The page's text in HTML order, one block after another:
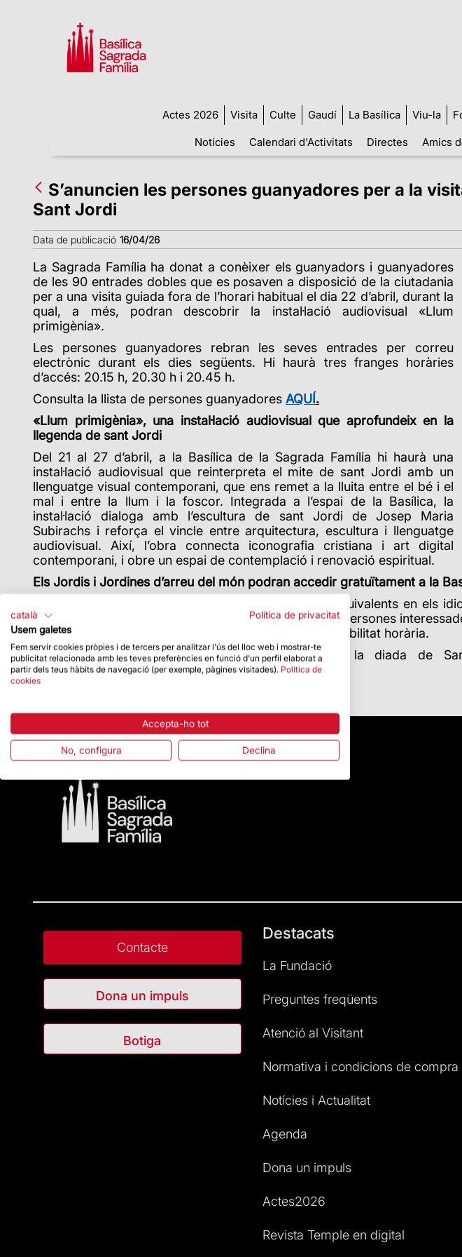
Actes 2026 Visita Culte Gaudí La Basílica Viu-la
Notícies
Calendari d'Activitats Directes Amics
S’anuncien les persones guanyadores per a la
Sant Jordi
Data de publicació 16/04/26
La Sagrada Família ha donat a conèixer els guanyadors i guanyadores
de les 90 entrades dobles que es posaven a disposició de la ciutadania
per a una visita guiada fora de l’horari habitual el dia 22 d’abril, durant la
qual, a més, podran descobrir la instal·lació audiovisual «Llum
primigènia».
Les persones guanyadores rebran les seves entrades per correu
electrònic durant els dies següents. Hi haurà tres franges horàries
d’accés: 20.15 h, 20.30 h i 20.45 h.
Consulta la llista de persones guanyadores AQUÍ.
«Llum primigènia», una instal·lació audiovisual que aprofundeix en la
llegenda de sant Jordi
Del 21 al 27 d’abril, a la Basílica de la Sagrada Família hi haurà una
instal·lació audiovisual que reinterpreta el mite de sant Jordi amb un
llenguatge visual contemporani, que ens remet a la lluita entre el bé i el
mal i entre la llum i la foscor. Integrada a l’espai de la Basílica, la
instal·lació dialoga amb l’escultura de sant Jordi de Josep Maria
Subirachs i reforça el vincle entre arquitectura, escultura i llenguatge
audiovisual. Així, l’obra connecta iconografia cristiana i art digital
contemporani, i obre un espai de contemplació i renovació espiritual.
Els Jordis i Jordines d’arreu del món podran accedir gratuïtament a la
Durant el dia 23 d’abril, els Jordis i Jordines i els equivalents en els
gratuïtament a la Basílica amb un acompanyant. Les persones
13 d’abril. Aquestes entrades estan subjectes a disponibilitat horària.
Per a més informació sobre la celebració de la diada de
websagradafamilia.org/sant-jordi.
Contacte
Dona un impuls
Botiga
Destacats
La Fundació
Preguntes freqüents
Atenció al Visitant
Normativa i condicions de compra
Notícies i Actualitat
Agenda
Dona un impuls
Actes2026
Revista Temple en digital
català
Política de privacitat
Usem galetes
Fem servir cookies pròpies i de tercers per analitzar l'ús del lloc web i mostrar-te
publicitat relacionada amb les teves preferències en funció d'un perfil elaborat a
partir dels teus hàbits de navegació (per exemple, pàgines visitades). Política de
cookies
Accepta-ho tot
No, configura Declina